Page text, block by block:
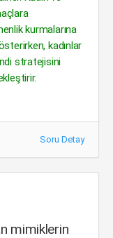
kurmalarına
kadınlar
stratejisini
Soru Detay
mimiklerin